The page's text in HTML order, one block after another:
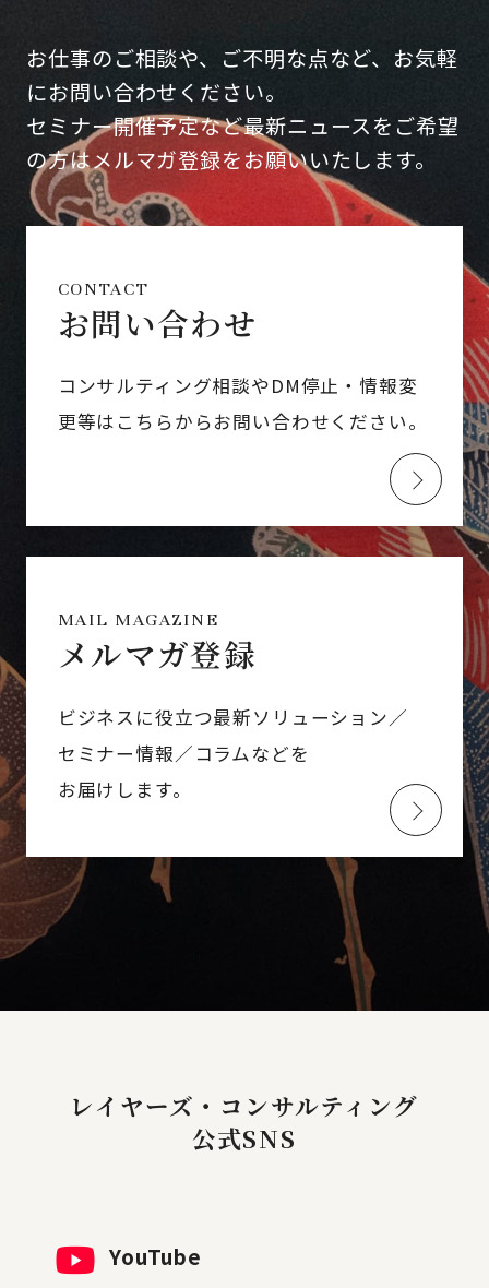
お仕事のご相談や、ご不明な点など、お気軽
にお問い合わせください。
セミナー開催予定など最新ニュースをご希望
の方はメルマガ登録をお願いいたします。
CONTACT
お問い合わせ
コンサルティング相談やDM停止・情報変
更等はこちらからお問い合わせください。
MAIL MAGAZINE
メルマガ登録
ビジネスに役立つ最新ソリューション／
セミナー情報／コラムなどを
お届けします。
レイヤーズ・コンサルティング
公式SNS
YouTube